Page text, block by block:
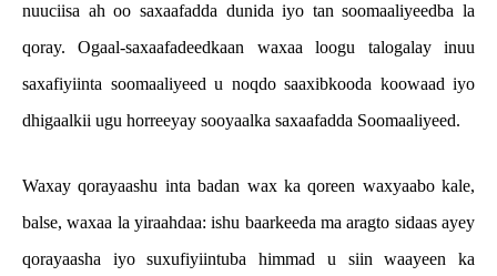
nuuciisa ah oo saxaafadda dunida iyo tan soomaaliyeedba la
qoray. Ogaal-saxaafadeedkaan waxaa loogu talogalay inuu
saxafiyiinta soomaaliyeed u noqdo saaxibkooda koowaad iyo
dhigaalkii ugu horreeyay sooyaalka saxaafadda Soomaaliyeed.
Waxay qorayaashu inta badan wax ka qoreen waxyaabo kale,
balse, waxaa la yiraahdaa: ishu baarkeeda ma aragto sidaas ayey
qorayaasha iyo suxufiyiintuba himmad u siin waayeen ka